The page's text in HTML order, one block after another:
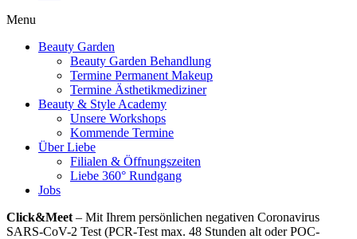
Menu
Beauty Garden
Beauty Garden Behandlung
Termine Permanent Makeup
Termine Ästhetikmediziner
Beauty & Style Academy
Unsere Workshops
Kommende Termine
Über Liebe
Filialen & Öffnungszeiten
Liebe 360° Rundgang
Jobs
Click&Meet – Mit Ihrem persönlichen negativen Coronavirus
SARS-CoV-2 Test (PCR-Test max. 48 Stunden alt oder POC-